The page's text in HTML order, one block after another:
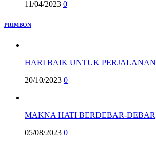
11/04/2023 0
PRIMBON
HARI BAIK UNTUK PERJALANAN
20/10/2023 0
MAKNA HATI BERDEBAR-DEBAR
05/08/2023 0